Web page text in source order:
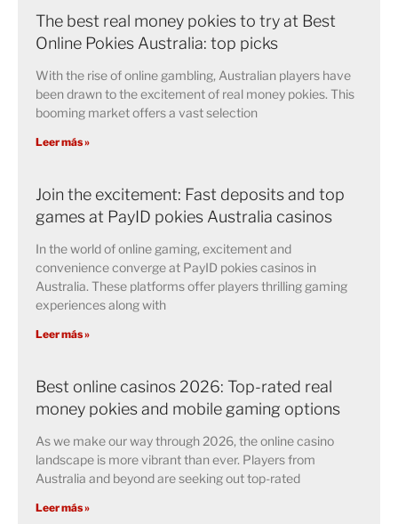
The best real money pokies to try at Best
Online Pokies Australia: top picks
With the rise of online gambling, Australian players have
been drawn to the excitement of real money pokies. This
booming market offers a vast selection
Leer más »
Join the excitement: Fast deposits and top
games at PayID pokies Australia casinos
In the world of online gaming, excitement and
convenience converge at PayID pokies casinos in
Australia. These platforms offer players thrilling gaming
experiences along with
Leer más »
Best online casinos 2026: Top-rated real
money pokies and mobile gaming options
As we make our way through 2026, the online casino
landscape is more vibrant than ever. Players from
Australia and beyond are seeking out top-rated
Leer más »